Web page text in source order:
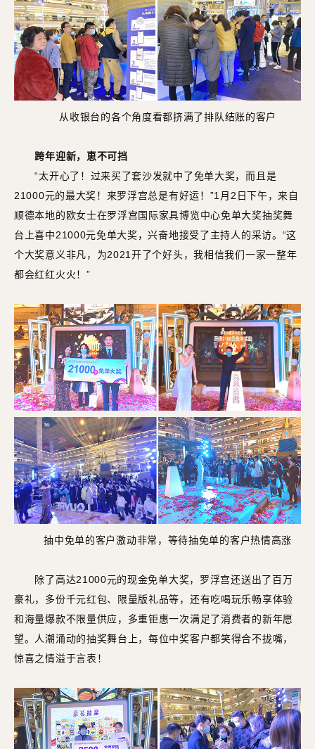
从收银台的各个角度看都挤满了排队结账的客户
跨年迎新，恵不可挡
“太开心了！过来买了套沙发就中了免单大奖，而且是
21000元的最大奖！来罗浮宫总是有好运！”1月2日下午，来自
顺德本地的欧女士在罗浮宫国际家具博览中心免单大奖抽奖舞
台上喜中21000元免单大奖，兴奋地接受了主持人的采访。“这
个大奖意义非凡，为2021开了个好头，我相信我们一家一整年
都会红红火火！”
抽中免单的客户激动非常，等待抽免单的客户热情高涨
除了高达21000元的现金免单大奖，罗浮宫还送出了百万
豪礼，多份千元红包、限量版礼品等，还有吃喝玩乐畅享体验
和海量爆款不限量供应，多重钜惠一次满足了消费者的新年愿
望。人潮涌动的抽奖舞台上，每位中奖客户都笑得合不拢嘴，
惊喜之情溢于言表！